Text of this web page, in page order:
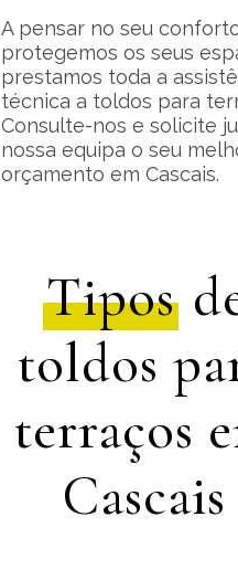
A pensar no seu
protegemos os seus
prestamos toda a
técnica a toldos para
Consulte-nos e solicite
nossa equipa o seu
orçamento em Cascais.
Tipos
toldos
terraços
Cascais